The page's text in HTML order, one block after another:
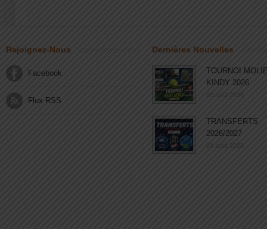
Rejoignez-Nous
Facebook
Flux RSS
Dernières Nouvelles
TOURNOI
KINDY 2026
03 août 2026
TRANSFERTS
2026/2027
03 août 2026